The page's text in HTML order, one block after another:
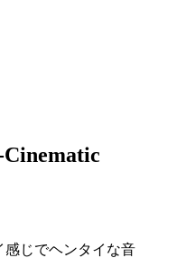
感じでヘンタイな音